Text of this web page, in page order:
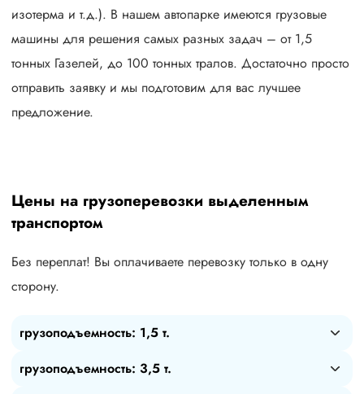
изотерма и т.д.). В нашем автопарке имеются грузовые
машины для решения самых разных задач – от 1,5
тонных Газелей, до 100 тонных тралов. Достаточно просто
отправить заявку и мы подготовим для вас лучшее
предложение.
Цены на грузоперевозки выделенным
транспортом
Без переплат! Вы оплачиваете перевозку только в одну
сторону.
грузоподъемность: 1,5 т.
грузоподъемность: 3,5 т.